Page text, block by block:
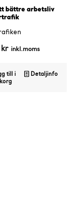
bättre arbetsliv
kr inkl.moms
till i
Detaljinfo